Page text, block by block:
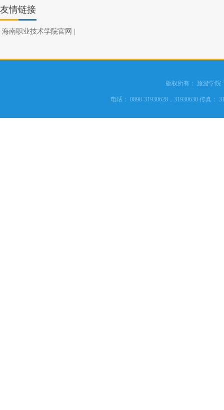
友情链接
海南职业技术学院官网
版权所有： 旅游学院
电话： 0898-31930628，31930630 传真：